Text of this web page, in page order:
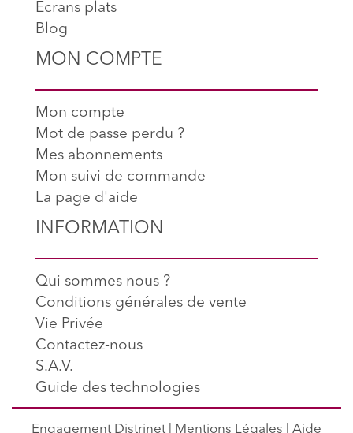
Ecrans plats
Blog
MON COMPTE
Mon compte
Mot de passe perdu ?
Mes abonnements
Mon suivi de commande
La page d'aide
INFORMATION
Qui sommes nous ?
Conditions générales de vente
Vie Privée
Contactez-nous
S.A.V.
Guide des technologies
Engagement Distrinet Mentions Légales Aide